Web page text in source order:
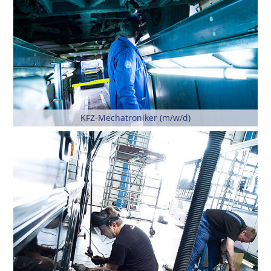
KFZ-Mechatroniker (m/w/d)